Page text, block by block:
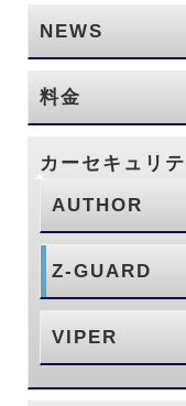
NEWS
料金
カーセキュリテ
AUTHOR
Z-GUARD
VIPER